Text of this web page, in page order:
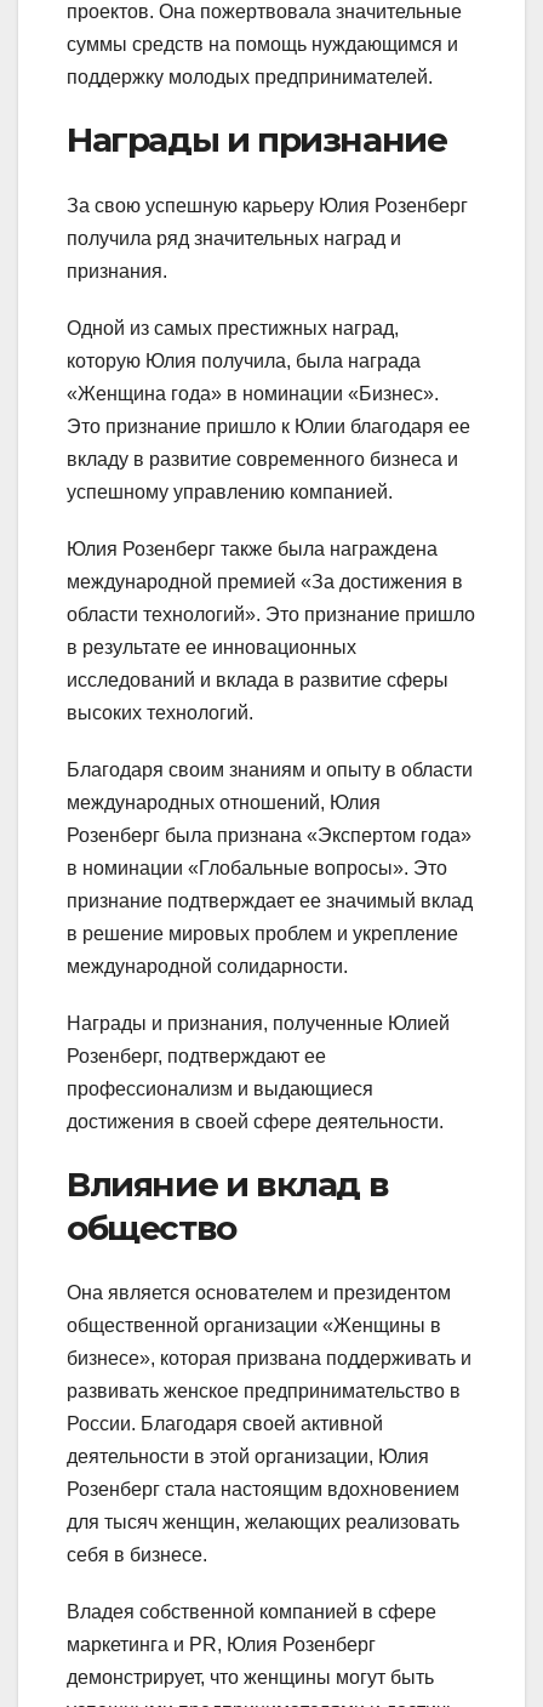
проектов. Она пожертвовала значительные
суммы средств на помощь нуждающимся и
поддержку молодых предпринимателей.
Награды и признание
За свою успешную карьеру Юлия Розенберг
получила ряд значительных наград и
признания.
Одной из самых престижных наград,
которую Юлия получила, была награда
«Женщина года» в номинации «Бизнес».
Это признание пришло к Юлии благодаря ее
вкладу в развитие современного бизнеса и
успешному управлению компанией.
Юлия Розенберг также была награждена
международной премией «За достижения в
области технологий». Это признание пришло
в результате ее инновационных
исследований и вклада в развитие сферы
высоких технологий.
Благодаря своим знаниям и опыту в области
международных отношений, Юлия
Розенберг была признана «Экспертом года»
в номинации «Глобальные вопросы». Это
признание подтверждает ее значимый вклад
в решение мировых проблем и укрепление
международной солидарности.
Награды и признания, полученные Юлией
Розенберг, подтверждают ее
профессионализм и выдающиеся
достижения в своей сфере деятельности.
Влияние и вклад в
общество
Она является основателем и президентом
общественной организации «Женщины в
бизнесе», которая призвана поддерживать и
развивать женское предпринимательство в
России. Благодаря своей активной
деятельности в этой организации, Юлия
Розенберг стала настоящим вдохновением
для тысяч женщин, желающих реализовать
себя в бизнесе.
Владея собственной компанией в сфере
маркетинга и PR, Юлия Розенберг
демонстрирует, что женщины могут быть